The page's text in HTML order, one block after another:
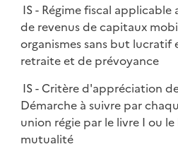
IS - Régime fiscal
de revenus de capitaux
organismes sans but lucratif
retraite et de prévoyance
IS - Critère d'appréciation
Démarche à suivre par
union régie par le livre I ou
mutualité